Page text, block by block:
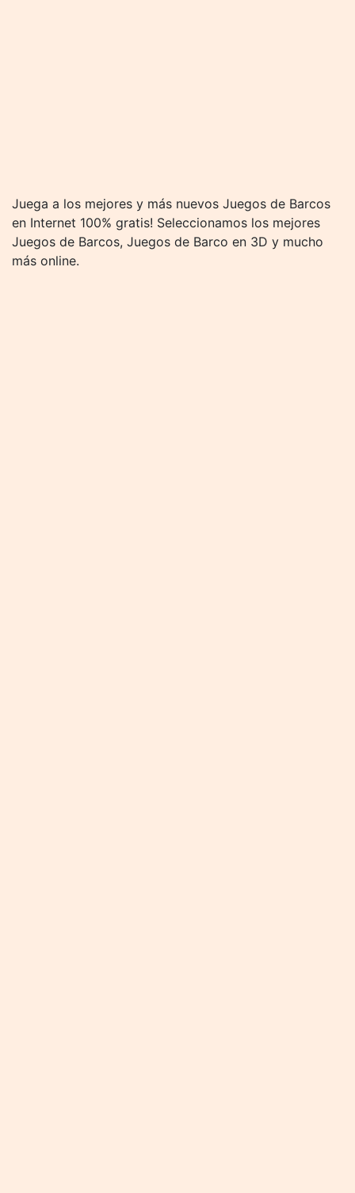
Juega a los mejores y más nuevos Juegos de Barcos
en Internet 100% gratis! Seleccionamos los mejores
Juegos de Barcos, Juegos de Barco en 3D y mucho
más online.